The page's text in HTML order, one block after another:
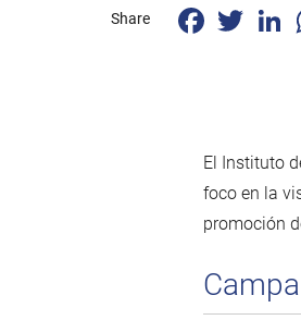
Share FacebookTwitter
El Instituto
foco en la
promoción